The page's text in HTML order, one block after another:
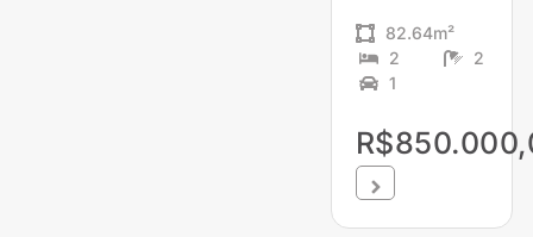
82.64m²
2
2
1